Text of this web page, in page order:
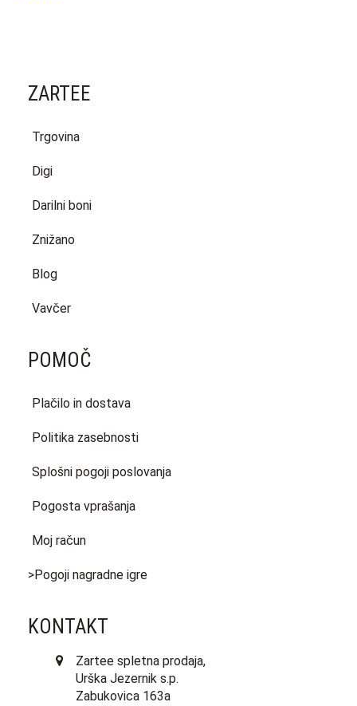
ZARTEE
Trgovina
Digi
Darilni boni
Znižano
Blog
Vavčer
POMOČ
Plačilo in dostava
Politika zasebnosti
Splošni pogoji poslovanja
Pogosta vprašanja
Moj račun
>Pogoji nagradne igre
KONTAKT
Zartee spletna prodaja,
Urška Jezernik s.p.
Zabukovica 163a